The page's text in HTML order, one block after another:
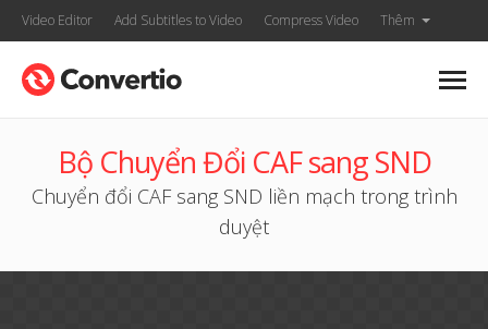
Video Editor Add Subtitles to Video Compress Video Thêm
Bộ Chuyển Đổi CAF sang SND
Chuyển đổi CAF sang SND liền mạch trong trình
duyệt